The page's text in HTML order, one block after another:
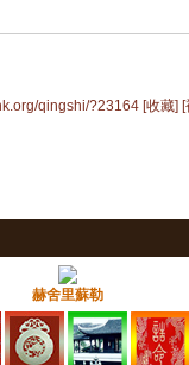
qingshi/?23164 [收藏] [
赫舍里蘇勒